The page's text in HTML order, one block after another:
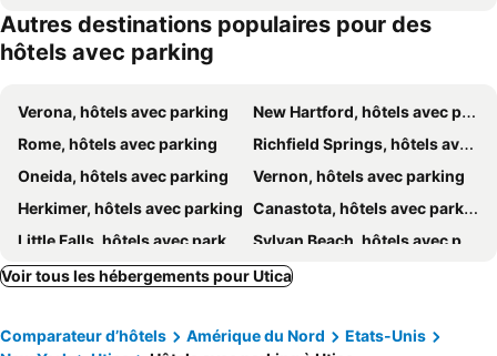
Rest Inn Utica
Burrstone Inn, an Ascend Collection Hotel
Quality Inn & Suites New Hartford - Utica
Hotel Oriskany
Fairfield by Marriott Inn & Suites Rome NY
Hampton Inn Rome
Autres destinations populaires pour des
hôtels avec parking
Verona, hôtels avec parking
New Hartford, hôtels avec parking
Rome, hôtels avec parking
Richfield Springs, hôtels avec parking
Oneida, hôtels avec parking
Vernon, hôtels avec parking
Herkimer, hôtels avec parking Canastota, hôtels avec parking
Little Falls, hôtels avec parking
Sylvan Beach, hôtels avec parking
Hamilton, hôtels avec parking East Springfield, hôtels avec parking
Forestport, hôtels avec parking
Oriskany, hôtels avec parking
Voir tous les hébergements pour Utica
Comparateur d’hôtels Amérique du Nord
Etats-Unis